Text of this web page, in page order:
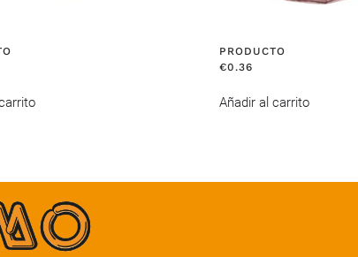
PRODUCTO
€0.36
Añadir al carrito